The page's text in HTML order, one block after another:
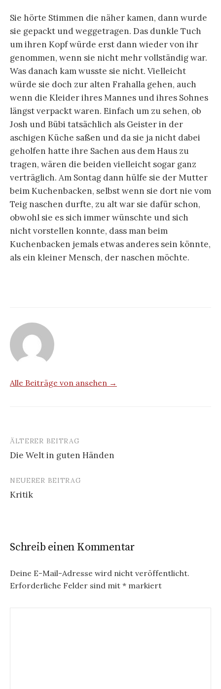
Sie hörte Stimmen die näher kamen, dann wurde
sie gepackt und weggetragen. Das dunkle Tuch
um ihren Kopf würde erst dann wieder von ihr
genommen, wenn sie nicht mehr vollständig war.
Was danach kam wusste sie nicht. Vielleicht
würde sie doch zur alten Frahalla gehen, auch
wenn die Kleider ihres Mannes und ihres Sohnes
längst verpackt waren. Einfach um zu sehen, ob
Josh und Bübi tatsächlich als Geister in der
aschigen Küche saßen und da sie ja nicht dabei
geholfen hatte ihre Sachen aus dem Haus zu
tragen, wären die beiden vielleicht sogar ganz
verträglich. Am Sontag dann hülfe sie der Mutter
beim Kuchenbacken, selbst wenn sie dort nie vom
Teig naschen durfte, zu alt war sie dafür schon,
obwohl sie es sich immer wünschte und sich
nicht vorstellen konnte, dass man beim
Kuchenbacken jemals etwas anderes sein könnte,
als ein kleiner Mensch, der naschen möchte.
Alle Beiträge von ansehen →
Beitrags-
Navigation
ÄLTERER BEITRAG
Die Welt in guten Händen
NEUERER BEITRAG
Kritik
Schreib einen Kommentar
Deine E-Mail-Adresse wird nicht veröffentlicht.
Erforderliche Felder sind mit * markiert